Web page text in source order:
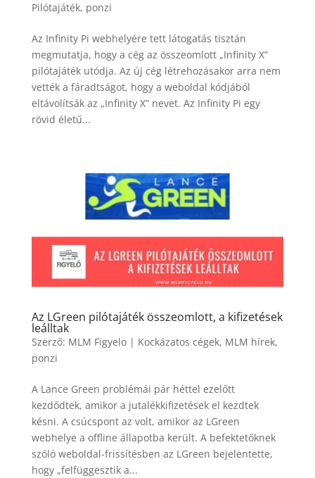
Pilótajáték, ponzi
Az Infinity Pi webhelyére tett látogatás tisztán
megmutatja, hogy a cég az összeomlott „Infinity X”
pilótajáték utódja. Az új cég létrehozásakor arra nem
vették a fáradtságot, hogy a weboldal kódjából
eltávolítsák az „Infinity X” nevet. Az Infinity Pi egy
rövid életű...
Az LGreen pilótajáték összeomlott, a kifizetések
leálltak
Szerző: MLM Figyelo| Kockázatos cégek, MLM hírek,
ponzi
A Lance Green problémái pár héttel ezelőtt
kezdődtek, amikor a jutalékkifizetések el kezdtek
késni. A csúcspont az volt, amikor az LGreen
webhelye a offline állapotba került. A befektetőknek
szóló weboldal-frissítésben az LGreen bejelentette,
hogy „felfüggesztik a...